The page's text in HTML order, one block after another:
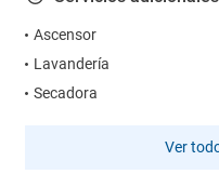
Ascensor
Lavandería
Secadora
Ver